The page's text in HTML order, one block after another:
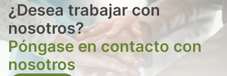
¿Desea trabajar con
nosotros?
Póngase en contacto con
nosotros